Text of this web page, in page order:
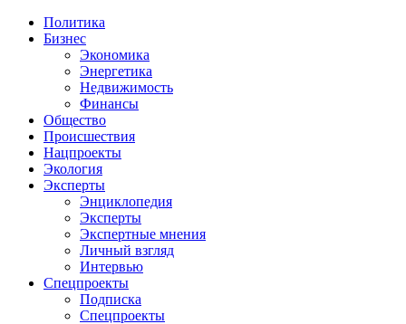
Политика
Бизнес
Экономика
Энергетика
Недвижимость
Финансы
Общество
Происшествия
Нацпроекты
Экология
Эксперты
Энциклопедия
Эксперты
Экспертные мнения
Личный взгляд
Интервью
Спецпроекты
Подписка
Спецпроекты